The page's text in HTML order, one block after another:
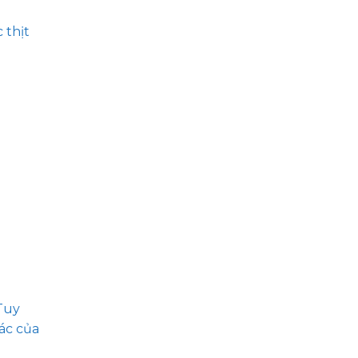
thịt
của